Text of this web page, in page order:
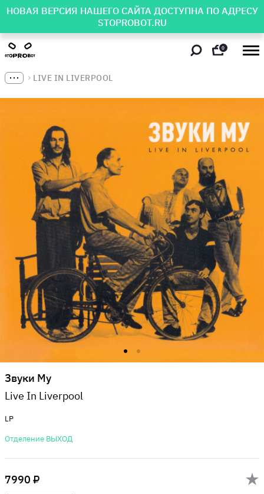
НОВАЯ ВЕРСИЯ НАШЕГО САЙТА ДОСТУПНА ПО АДРЕСУ
STOPROBOT.RU
0
LIVE IN LIVERPOOL
Звуки Му
Live In Liverpool
LP
Отделение ВЫХОД
7990 ₽